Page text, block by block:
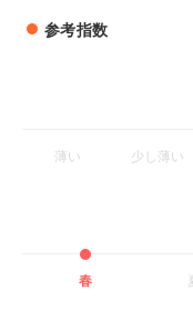
参考指数
薄い 少し薄い
春